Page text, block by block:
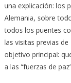
una explicación: los
Alemania, sobre
todos los puentes
las visitas previas
objetivo principal:
a las “fuerzas de